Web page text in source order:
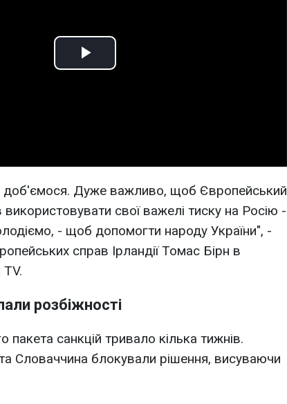
Play
Дуже важливо, щоб Європейський
свої важелі тиску на Росію -
- щоб допомогти народу України", -
справ Ірландії Томас Бірн в
розбіжності
пакета санкцій тривало кілька тижнів.
Словаччина блокували рішення, висуваючи